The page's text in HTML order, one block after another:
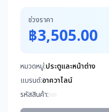
ช่วงราคา
฿3,505.00
หมวดหมู่:ประตูและหน้าต่าง
แบรนด์:อาควาไลน์
รหัสสินค้า: